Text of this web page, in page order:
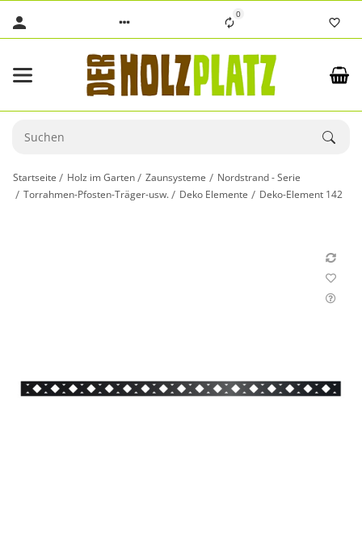
0
Startseite Holz im Garten Zaunsysteme
Nordstrand - Serie
Torrahmen-Pfosten-Träger-usw.
Deko Elemente Deko-Element 142